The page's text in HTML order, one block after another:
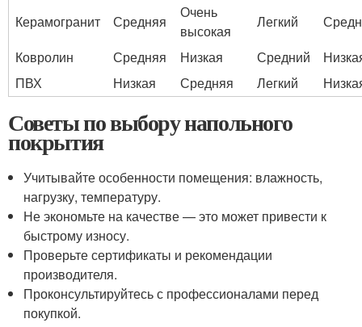
Керамогранит
Средняя
Очень
высокая
Легкий
Ковролин
Средняя Низкая Средний
ПВХ
Низкая Средняя Легкий
Советы по выбору напольного
покрытия
Учитывайте особенности помещения: влажность,
нагрузку, температуру.
Не экономьте на качестве — это может привести к
быстрому износу.
Проверьте сертификаты и рекомендации
производителя.
Проконсультируйтесь с профессионалами перед
покупкой.